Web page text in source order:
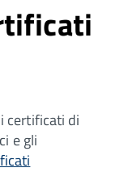
certificati di
e gli